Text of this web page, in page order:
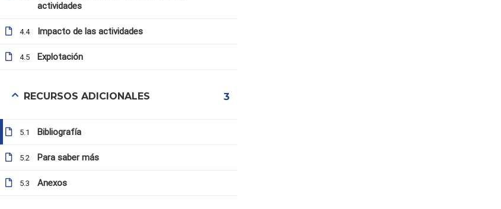
actividades
4.4 Impacto de las actividades
4.5 Explotación
RECURSOS ADICIONALES 3
5.1 Bibliografía
5.2 Para saber más
5.3 Anexos